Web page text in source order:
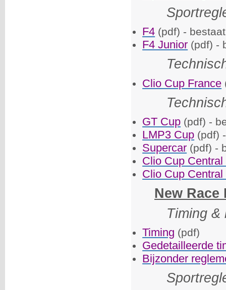
F4 (pdf) -
F4 Junior (pdf) -
Clio Cup France
GT Cup (pdf) -
LMP3 Cup (pdf)
Supercar (pdf) -
Clio Cup
Clio Cup
New Race
Timing &
Timing (pdf)
Gedetailleerde
Bijzonder